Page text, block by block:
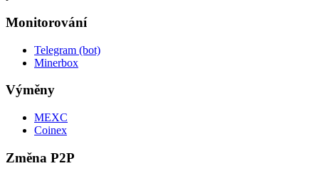
Monitorování
Telegram (bot)
Minerbox
Výměny
MEXC
Coinex
Změna P2P